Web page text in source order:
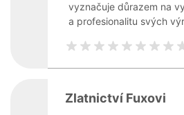
vyznačuje důrazem na
a profesionalitu svých
Zlatnictví Fuxovi